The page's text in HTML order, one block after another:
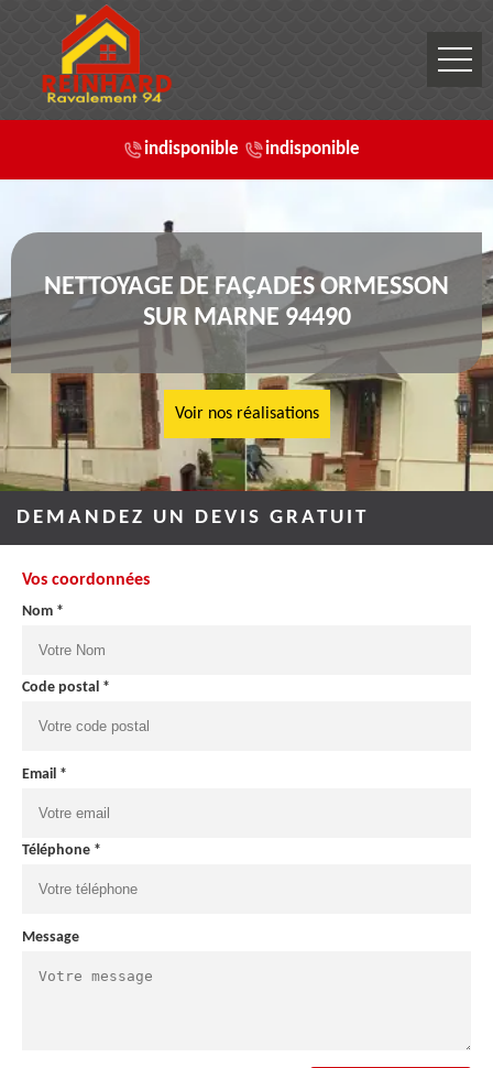
indisponible indisponible
NETTOYAGE DE FAÇADES ORMESSON
SUR MARNE 94490
Voir nos réalisations
DEMANDEZ UN DEVIS GRATUIT
Vos coordonnées
Nom *
Code postal *
Email *
Téléphone *
Message